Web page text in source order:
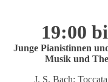
19:00
Junge Pianistinnen
Musik und
J. S. Bach: